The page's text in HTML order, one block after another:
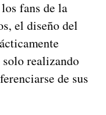
fans de la
el diseño del
solo realizando
de sus